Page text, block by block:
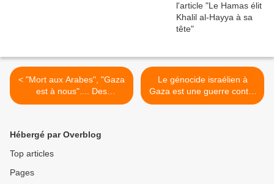
< "Mort aux Arabes", "Gaza
est à nous".... Des
nationalistes israéliens
Le génocide israélien à
Gaza est une guerre contre
la démographie >
Hébergé par Overblog
Top articles
Pages